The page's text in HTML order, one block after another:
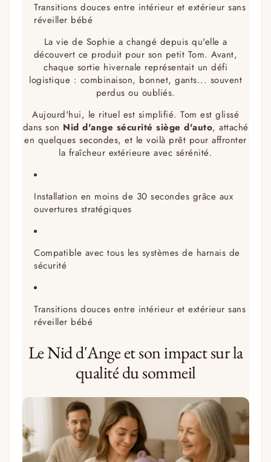
Transitions douces entre intérieur et extérieur sans
réveiller bébé
La vie de Sophie a changé depuis qu'elle a
découvert ce produit pour son petit Tom. Avant,
chaque sortie hivernale représentait un défi
logistique : combinaison, bonnet, gants... souvent
perdus ou oubliés.
Aujourd'hui, le rituel est simplifié. Tom est glissé
dans son Nid d'ange sécurité siège d'auto, attaché
en quelques secondes, et le voilà prêt pour affronter
la fraîcheur extérieure avec sérénité.
Installation en moins de 30 secondes grâce aux
ouvertures stratégiques
Compatible avec tous les systèmes de harnais de
sécurité
Transitions douces entre intérieur et extérieur sans
réveiller bébé
Le Nid d'Ange et son impact sur la
qualité du sommeil